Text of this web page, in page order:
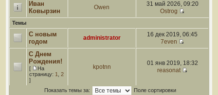
Иван
Ковырзин
Owen
31 май 2026, 09:20
Ostrog
Темы
С новым
годом
administrator
16 дек 2019, 06:45
7even
С Днем
Рождения!
[
На
страницу: 1
2
]
kpotnn
01 янв 2019, 18:32
reasonat
Показать темы за: Поле сортировки